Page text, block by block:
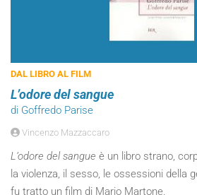
DAL LIBRO AL FILM
L’odore del sangue
di Goffredo Parise
Vincenzo Mazzaccaro
L’odore del sangue è un libro strano,
la violenza, il sesso, le ossessioni della
fu tratto un film di Mario Martone.